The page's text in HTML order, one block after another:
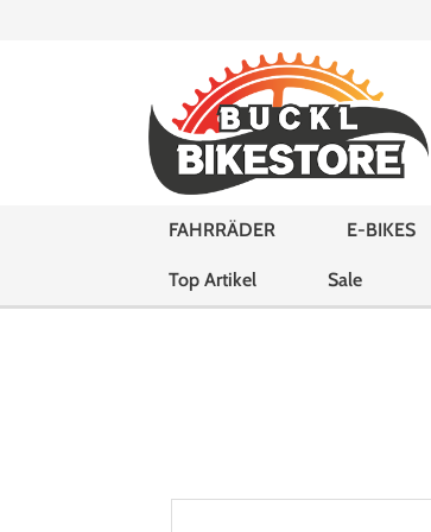
FAHRRÄDER E-BIKES
Top Artikel Sale